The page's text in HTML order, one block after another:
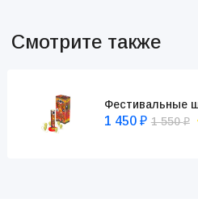
Смотрите также
Фестивальные
1 450 ₽ 1 550₽